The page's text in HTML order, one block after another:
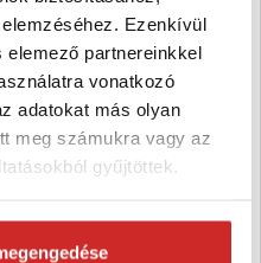
Ezenkívül
elemező partnereinkkel
vonatkozó
adatokat más olyan
meg számukra vagy az
gyűjtöttek.
Brennenstuhl p
98 412 Ft
IP-védettség típusa: IP54
Raktáron 1 db